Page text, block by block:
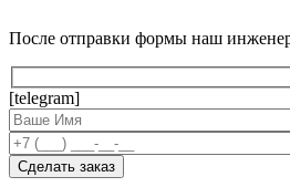
После отправки формы наш
[telegram]